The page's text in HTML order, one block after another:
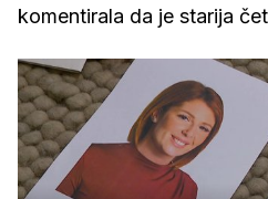
komentirala da je starija